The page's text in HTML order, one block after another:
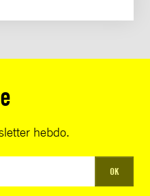
hebdo.
OK